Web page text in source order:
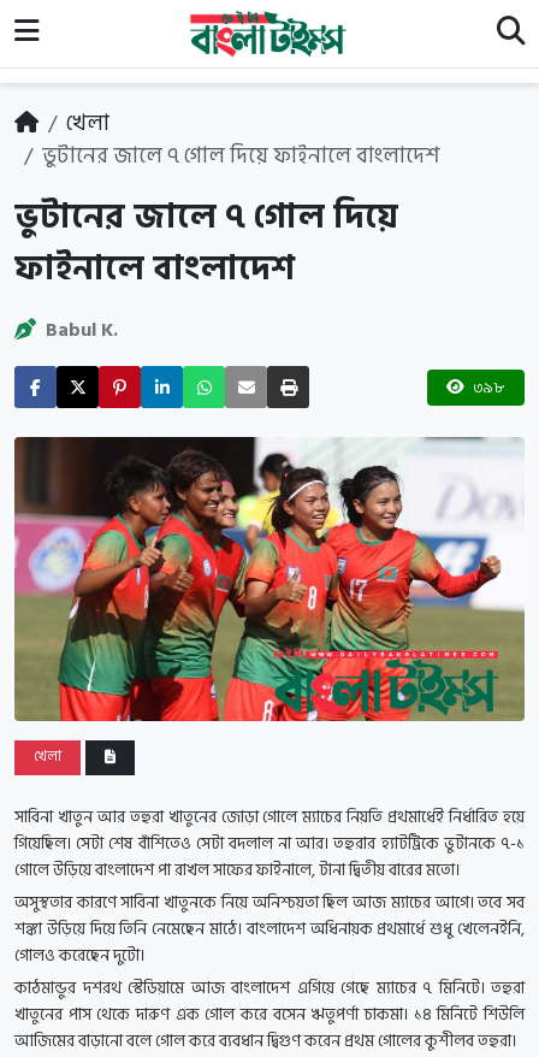
খেলা
ভুটানের জালে ৭ গোল দিয়ে ফাইনালে বাংলাদেশ
ভুটানের জালে ৭ গোল দিয়ে
ফাইনালে বাংলাদেশ
Babul K.
৩৯৮
খেলা
সাবিনা খাতুন আর তহুরা খাতুনের জোড়া গোলে ম্যাচের নিয়তি প্রথমার্ধেই নির্ধারিত হয়ে
গিয়েছিল। সেটা শেষ বাঁশিতেও সেটা বদলাল না আর। তহুরার হ্যাটট্রিকে ভুটানকে ৭-১
গোলে উড়িয়ে বাংলাদেশ পা রাখল সাফের ফাইনালে, টানা দ্বিতীয় বারের মতো।
অসুস্থতার কারণে সাবিনা খাতুনকে নিয়ে অনিশ্চয়তা ছিল আজ ম্যাচের আগে। তবে সব
শঙ্কা উড়িয়ে দিয়ে তিনি নেমেছেন মাঠে। বাংলাদেশ অধিনায়ক প্রথমার্ধে শুধু খেলেনইনি,
গোলও করেছেন দুটো।
কাঠমান্ডুর দশরথ স্টেডিয়ামে আজ বাংলাদেশ এগিয়ে গেছে ম্যাচের ৭ মিনিটে। তহুরা
খাতুনের পাস থেকে দারুণ এক গোল করে বসেন ঋতুপর্ণা চাকমা। ১৪ মিনিটে শিউলি
আজিমের বাড়ানো বলে গোল করে ব্যবধান দ্বিগুণ করেন প্রথম গোলের কুশীলব তহুরা।